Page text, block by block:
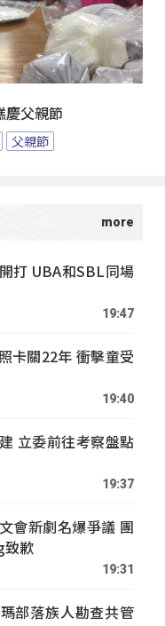
慶父親節
父親節
打 UBA和SBL同場
19:47
卡關22年 衝擊童受
19:40
立委前往考察盤點
19:37
會新劇名爆爭議 團
致歉
19:31
部落族人勘查共管